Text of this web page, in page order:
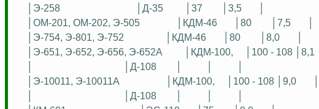
│Э-258
│Д-35 │37 │3,5
│ОМ-201, ОМ-202, Э-505
│КДМ-46 │80 │7,5
│Э-754, Э-801, Э-752
│КДМ-46 │80 │8,0
│Э-651, Э-652, Э-656, Э-652А
│КДМ-100, │100 - 108 │8,1
│Д-108
│Э-10011, Э-10011А
│КДМ-100, │100 - 108 │9,0
│Д-108